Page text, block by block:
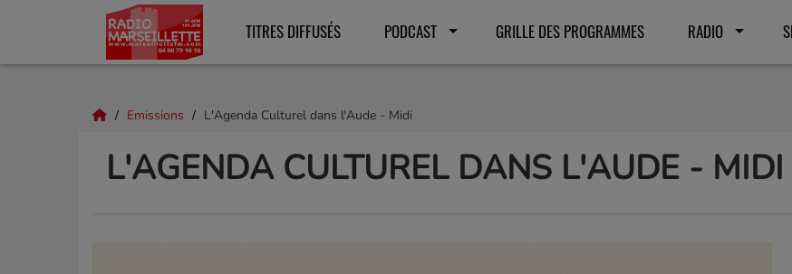
TITRES DIFFUSÉS PODCAST GRILLE DES PROGRAMMES RADIO
Emissions L'Agenda Culturel dans l'Aude - Midi
L'AGENDA CULTUREL DANS L'AUDE - MIDI